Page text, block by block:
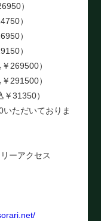
）
）
）
）
269500）
291500）
31350）
いただいておりま
ーアクセス